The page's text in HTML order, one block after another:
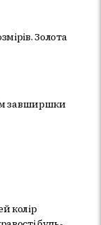
Золота
м завширшки
колір